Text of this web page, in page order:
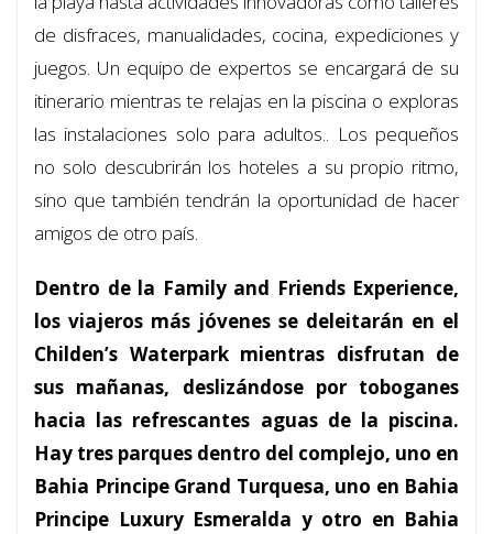
de disfraces, manualidades, cocina, expediciones y
juegos. Un equipo de expertos se encargará de su
itinerario mientras te relajas en la piscina o exploras
las instalaciones solo para adultos.. Los pequeños
no solo descubrirán los hoteles a su propio ritmo,
sino que también tendrán la oportunidad de hacer
amigos de otro país.
Dentro de la Family and Friends Experience,
los viajeros más jóvenes se deleitarán en el
Childen’s Waterpark mientras disfrutan de
sus mañanas, deslizándose por toboganes
hacia las refrescantes aguas de la piscina.
Hay tres parques dentro del complejo, uno en
Bahia Principe Grand Turquesa, uno en Bahia
Principe Luxury Esmeralda y otro en Bahia